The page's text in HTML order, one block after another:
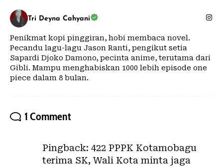
Tri Deyna Cahyani
Penikmat kopi pinggiran, hobi membaca novel.
Pecandu lagu-lagu Jason Ranti, pengikut setia
Sapardi Djoko Damono, pecinta anime, terutama dari
Gibli. Mampu menghabiskan 1000 lebih episode one
piece dalam 8 bulan.
1 Comment
Pingback: 422 PPPK Kotamobagu
terima SK, Wali Kota minta jaga